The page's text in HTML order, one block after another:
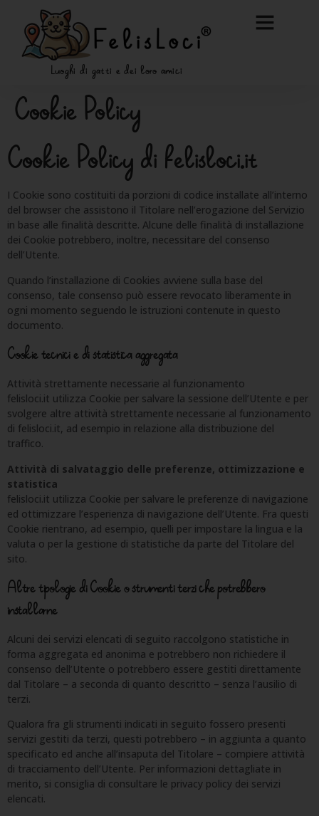
Luoghi di gatti e dei loro amici
Cookie Policy
Cookie Policy di felisloci.it
I Cookie sono costituiti da porzioni di codice installate all’interno
del browser che assistono il Titolare nell’erogazione del Servizio
in base alle finalità descritte. Alcune delle finalità di installazione
dei Cookie potrebbero, inoltre, necessitare del consenso
dell’Utente.
Quando l’installazione di Cookies avviene sulla base del
consenso, tale consenso può essere revocato liberamente in
ogni momento seguendo le istruzioni contenute in questo
documento.
Cookie tecnici e di statistica aggregata
Attività strettamente necessarie al funzionamento
felisloci.it utilizza Cookie per salvare la sessione dell’Utente e per
svolgere altre attività strettamente necessarie al funzionamento
di felisloci.it, ad esempio in relazione alla distribuzione del
traffico.
Attività di salvataggio delle preferenze, ottimizzazione e
statistica
felisloci.it utilizza Cookie per salvare le preferenze di navigazione
ed ottimizzare l’esperienza di navigazione dell’Utente. Fra questi
Cookie rientrano, ad esempio, quelli per impostare la lingua e la
valuta o per la gestione di statistiche da parte del Titolare del
sito.
Altre tipologie di Cookie o strumenti terzi che potrebbero
installarne
Alcuni dei servizi elencati di seguito raccolgono statistiche in
forma aggregata ed anonima e potrebbero non richiedere il
consenso dell’Utente o potrebbero essere gestiti direttamente
dal Titolare – a seconda di quanto descritto – senza l’ausilio di
terzi.
Qualora fra gli strumenti indicati in seguito fossero presenti
servizi gestiti da terzi, questi potrebbero – in aggiunta a quanto
specificato ed anche all’insaputa del Titolare – compiere attività
di tracciamento dell’Utente. Per informazioni dettagliate in
merito, si consiglia di consultare le privacy policy dei servizi
elencati.